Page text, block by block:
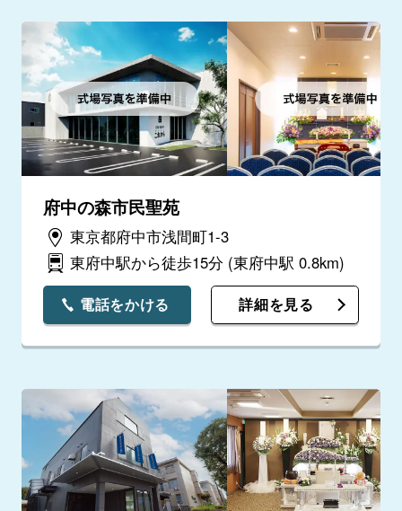
府中の森市民聖苑
東京都府中市浅間町1-3
東府中駅から徒歩15分 (東府中駅 0.8km)
電話をかける 詳細を見る